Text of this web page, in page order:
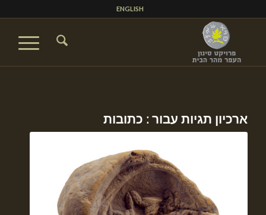
ENGLISH
ארכיון תגיות עבור : כתובות